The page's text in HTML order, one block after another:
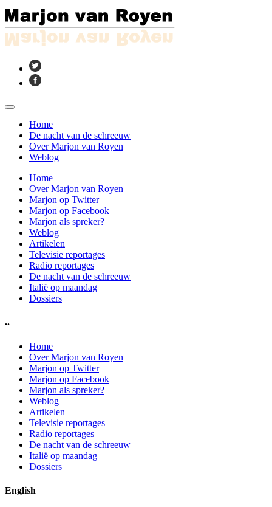
Home
De nacht van de schreeuw
Over Marjon van Royen
Weblog
Home
Over Marjon van Royen
Marjon op Twitter
Marjon op Facebook
Marjon als spreker?
Weblog
Artikelen
Televisie reportages
Radio reportages
De nacht van de schreeuw
Italië op maandag
Dossiers
..
Home
Over Marjon van Royen
Marjon op Twitter
Marjon op Facebook
Marjon als spreker?
Weblog
Artikelen
Televisie reportages
Radio reportages
De nacht van de schreeuw
Italië op maandag
Dossiers
English